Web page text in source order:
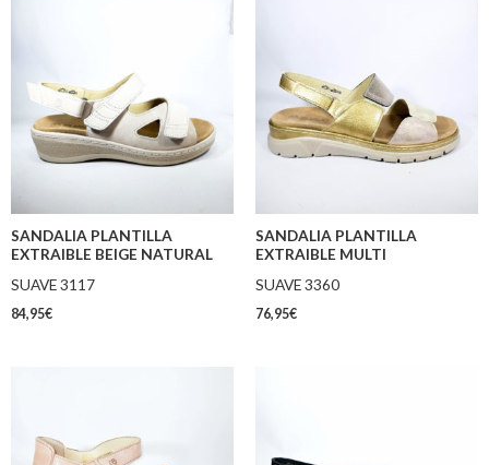
SANDALIA PLANTILLA
EXTRAIBLE BEIGE NATURAL
SUAVE 3117
84,95€
SANDALIA PLANTILLA
EXTRAIBLE MULTI
SUAVE 3360
76,95€